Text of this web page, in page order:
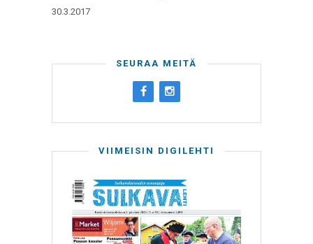
30.3.2017
SEURAA MEITÄ
VIIMEISIN DIGILEHTI